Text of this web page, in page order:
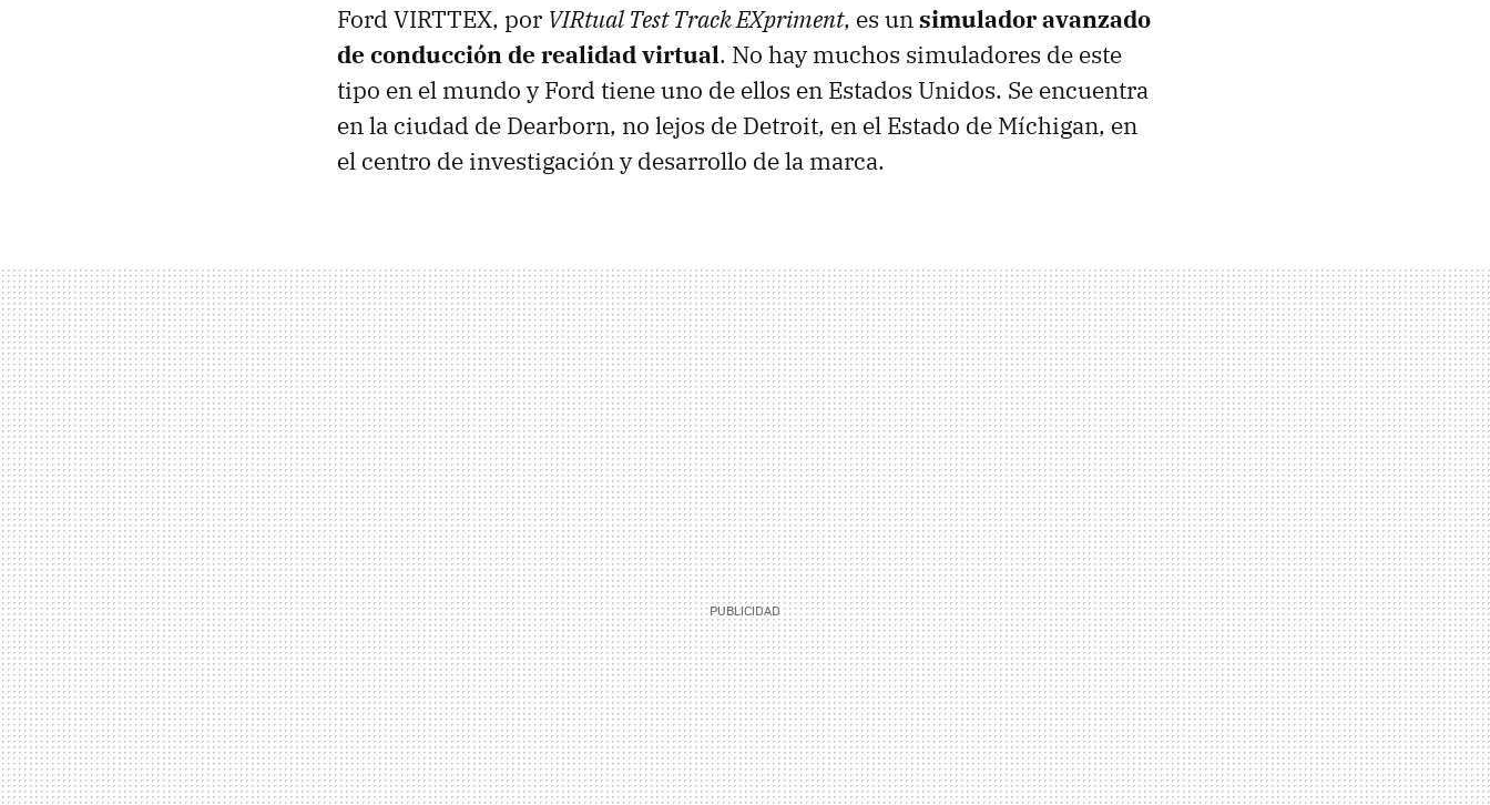
Ford VIRTTEX, por VIRtual Test Track EXpriment, es unsimulador avanzado
de conducción de realidad virtual. No hay muchos simuladores de este
tipo en el mundo y Ford tiene uno de ellos en Estados Unidos. Se encuentra
en la ciudad de Dearborn, no lejos de Detroit, en el Estado de Míchigan, en
el centro de investigación y desarrollo de la marca.